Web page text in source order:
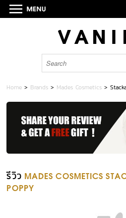
Home > Brands > Mades Cosmetics >
รีวิว MADES COSMETICS
POPPY